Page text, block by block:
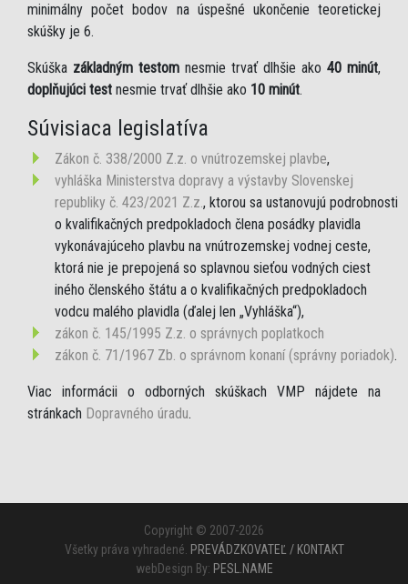
minimálny počet bodov na úspešné ukončenie teoretickej
skúšky je 6.
Skúška základným testom nesmie trvať dlhšie ako 40 minút,
doplňujúci test nesmie trvať dlhšie ako 10 minút.
Súvisiaca legislatíva
Zákon č. 338/2000 Z.z. o vnútrozemskej plavbe,
vyhláška Ministerstva dopravy a výstavby Slovenskej
republiky č. 423/2021 Z.z., ktorou sa ustanovujú podrobnosti
o kvalifikačných predpokladoch člena posádky plavidla
vykonávajúceho plavbu na vnútrozemskej vodnej ceste,
ktorá nie je prepojená so splavnou sieťou vodných ciest
iného členského štátu a o kvalifikačných predpokladoch
vodcu malého plavidla (ďalej len „Vyhláška“),
zákon č. 145/1995 Z.z. o správnych poplatkoch
zákon č. 71/1967 Zb. o správnom konaní (správny poriadok).
Viac informácii o odborných skúškach VMP nájdete na
stránkach Dopravného úradu.
Copyright © 2007-2026
Všetky práva vyhradené. PREVÁDZKOVATEĽ / KONTAKT
webDesign By: PESL.NAME